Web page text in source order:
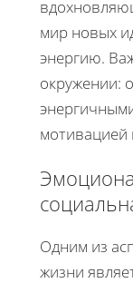
мир новых
энергию.
окружении:
мотивацией
Одним из
жизни